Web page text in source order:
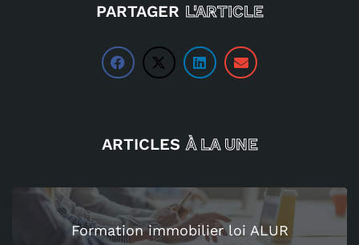
PARTAGER L'ARTICLE
ARTICLES À LA UNE
Formation immobilier loi ALUR